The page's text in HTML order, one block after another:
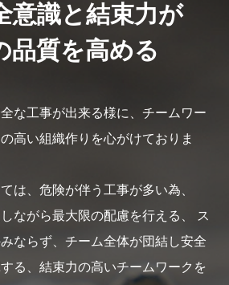
意識と結束力が
品質を高める
な工事が出来る様に、チームワー
高い組織作りを心がけておりま
は、危険が伴う工事が多い為、
ながら最大限の配慮を行える、
ス
ならず、チーム全体が団結し安全
る、結束力の高いチームワークを